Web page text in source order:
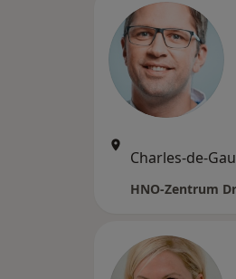
HNO-Zentrum